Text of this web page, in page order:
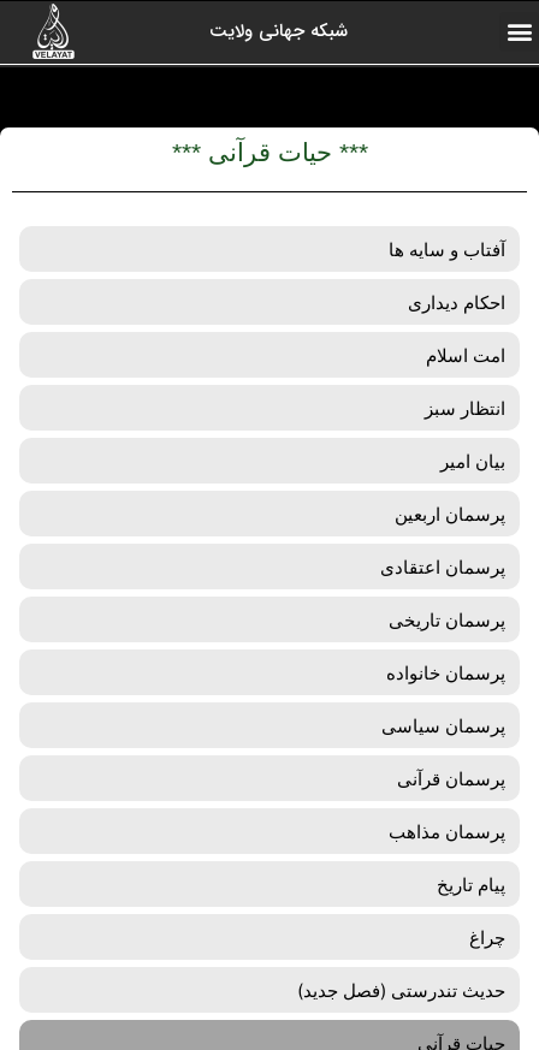
شبکه جهانی ولایت
*** حیات قرآنی ***
آفتاب و سایه ها
احکام دیداری
امت اسلام
انتظار سبز
بیان امیر
پرسمان اربعین
پرسمان اعتقادی
پرسمان تاریخی
پرسمان خانواده
پرسمان سیاسی
پرسمان قرآنی
پرسمان مذاهب
پیام تاریخ
چراغ
حدیث تندرستی (فصل جدید)
حیات قرآنی